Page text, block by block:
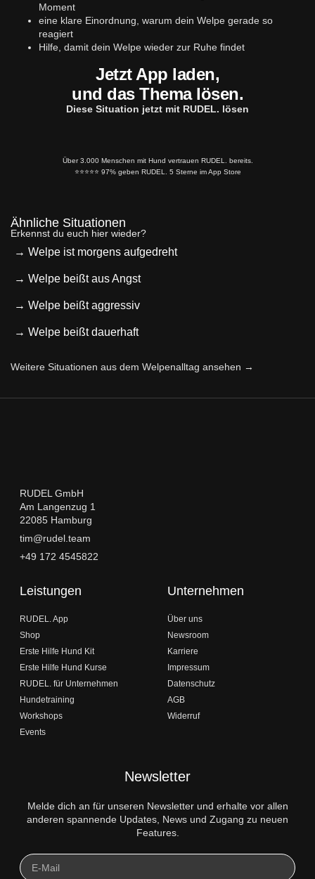
Moment
eine klare Einordnung, warum dein Welpe gerade so
reagiert
Hilfe, damit dein Welpe wieder zur Ruhe findet
Jetzt App laden,
und das Thema lösen.
Diese Situation jetzt mit RUDEL. lösen
Über 3.000 Menschen mit Hund vertrauen RUDEL. bereits.
⭐️⭐️⭐️⭐️⭐️ 97% geben RUDEL. 5 Sterne im App Store
Ähnliche Situationen
Erkennst du euch hier wieder?
→ Welpe ist morgens aufgedreht
→ Welpe beißt aus Angst
→ Welpe beißt aggressiv
→ Welpe beißt dauerhaft
Weitere Situationen aus dem Welpenalltag ansehen →
RUDEL GmbH
Am Langenzug 1
22085 Hamburg
tim@rudel.team
+49 172 4545822
Leistungen
RUDEL. App
Shop
Erste Hilfe Hund Kit
Erste Hilfe Hund Kurse
RUDEL. für Unternehmen
Hundetraining
Workshops
Events
Unternehmen
Über uns
Newsroom
Karriere
Impressum
Datenschutz
AGB
Widerruf
Newsletter
Melde dich an für unseren Newsletter und erhalte vor allen
anderen spannende Updates, News und Zugang zu neuen
Features.